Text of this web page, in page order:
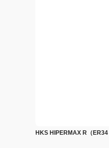
HKS HIPERMAX R（